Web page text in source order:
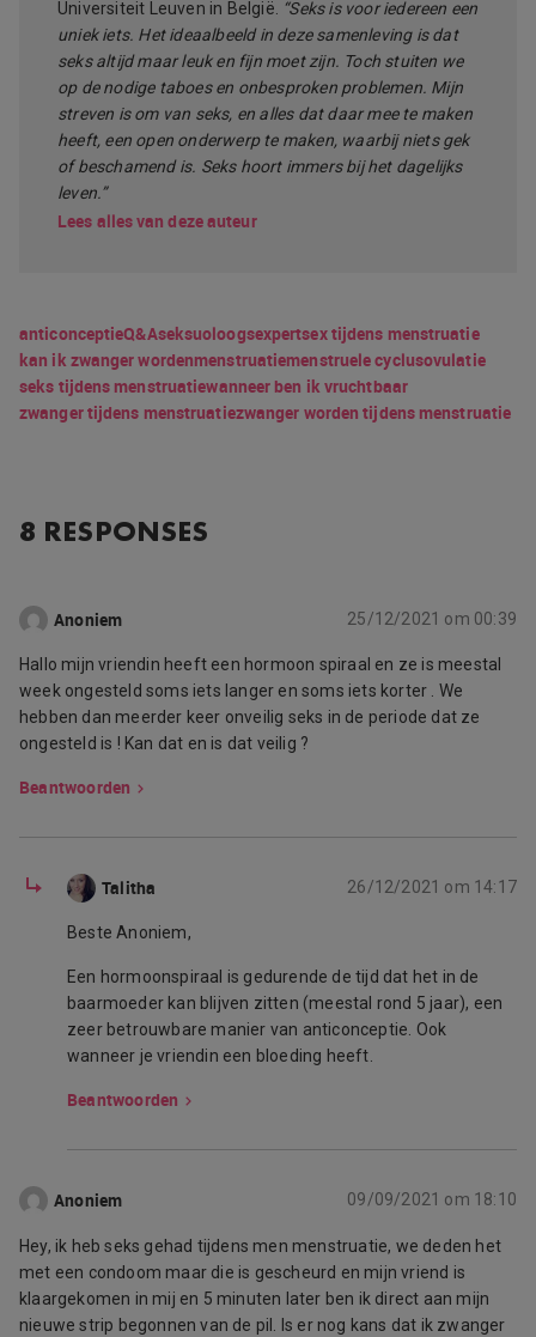
Universiteit Leuven in België.
“Seks is voor iedereen een
uniek iets. Het ideaalbeeld in deze samenleving is dat
seks altijd maar leuk en fijn moet zijn. Toch stuiten we
op de nodige taboes en onbesproken problemen. Mijn
streven is om van seks, en alles dat daar mee te maken
heeft, een open onderwerp te maken, waarbij niets gek
of beschamend is. Seks hoort immers bij het dagelijks
leven.”
Lees alles van deze auteur
anticonceptieQ&Aseksuoloogsexpertsex tijdens menstruatie
kan ik zwanger wordenmenstruatiemenstruele cyclusovulatie
seks tijdens menstruatiewanneer ben ik vruchtbaar
zwanger tijdens menstruatiezwanger worden tijdens menstruatie
8 RESPONSES
Anoniem 25/12/2021 om 00:39
Hallo mijn vriendin heeft een hormoon spiraal en ze is meestal
week ongesteld soms iets langer en soms iets korter . We
hebben dan meerder keer onveilig seks in de periode dat ze
ongesteld is ! Kan dat en is dat veilig ?
Beantwoorden
Talitha 26/12/2021 om 14:17
Beste Anoniem,
Een hormoonspiraal is gedurende de tijd dat het in de
baarmoeder kan blijven zitten (meestal rond 5 jaar), een
zeer betrouwbare manier van anticonceptie. Ook
wanneer je vriendin een bloeding heeft.
Beantwoorden
Anoniem 09/09/2021 om 18:10
Hey, ik heb seks gehad tijdens men menstruatie, we deden het
met een condoom maar die is gescheurd en mijn vriend is
klaargekomen in mij en 5 minuten later ben ik direct aan mijn
nieuwe strip begonnen van de pil. Is er nog kans dat ik zwanger